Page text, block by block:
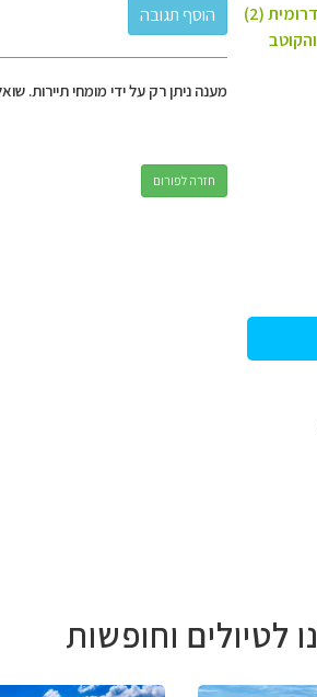
(2)
מענה ניתן רק על ידי מומחי תיירות.
חזרה לפורום
לטיולים וחופשות